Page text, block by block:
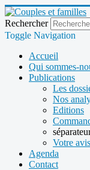
Rechercher
Toggle Navigation
Accueil
Qui sommes-
Publications
Les
Nos
Editions
Votre
Agenda
Contact